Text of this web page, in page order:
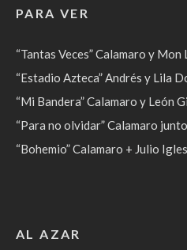
PARA VER
“Tantas Veces” Calamaro y
“Estadio Azteca” Andrés y Lila
“Mi Bandera” Calamaro y León
“Para no olvidar” Calamaro
“Bohemio” Calamaro + Julio
AL AZAR